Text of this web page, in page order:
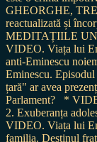
GHEORGHE,
reactualizată și
MEDITAȚIILE
VIDEO. Viața lui
anti-Eminescu
Eminescu.
țară" ar avea
Parlament?
*
2. Exuberanța
VIDEO. Viața lui
familia. Destinul